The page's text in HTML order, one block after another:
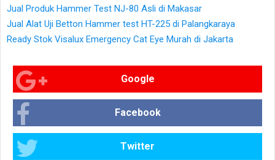
Jual Produk Hammer Test NJ-80 Asli di Makasar
Jual Alat Uji Betton Hammer test HT-225 di Palangkaraya
Ready Stok Visalux Emergency Cat Eye Murah di Jakarta
Google
Facebook
Twitter